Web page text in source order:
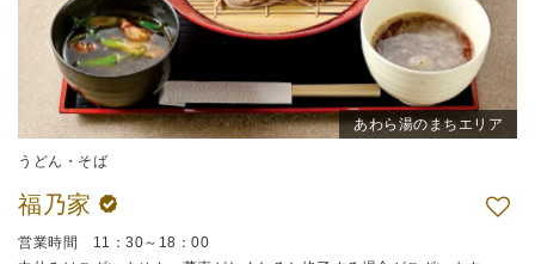
あわら湯のまちエリア
うどん・そば
福乃家
営業時間 11：30～18：00